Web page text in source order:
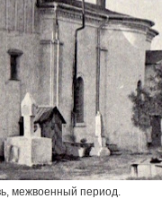
межвоенный период.